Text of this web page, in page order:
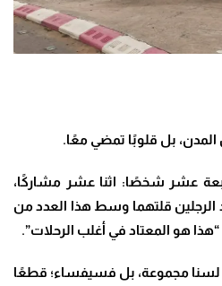
المدن، بل قلوبًا تمضي معًا.
عشر شخصًا: اثنا عشر مشاركًا،
قلتهما وسط هذا العدد من
“هذا هو المعتاد في أغلب الرحلات”.
لسنا مجموعة، بل فسيفساء؛ قطعًا